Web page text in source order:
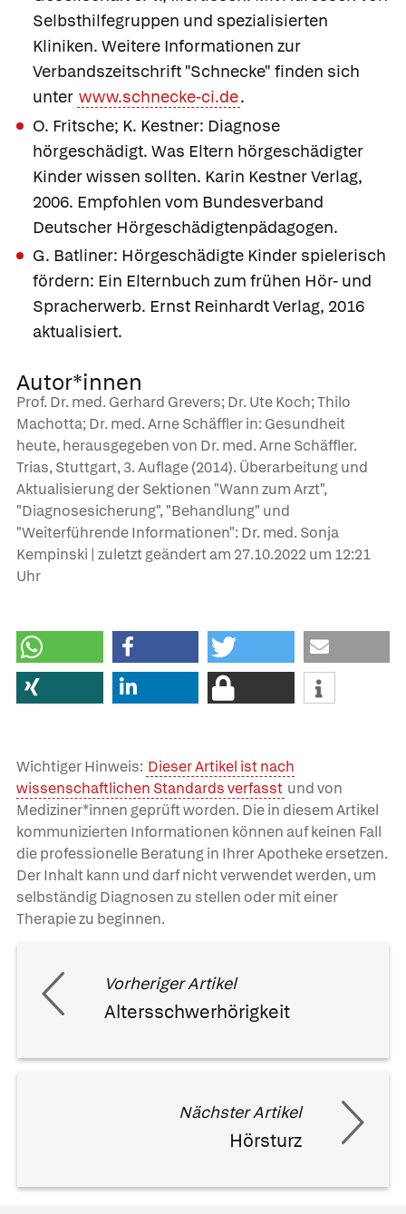
Selbsthilfegruppen und spezialisierten
Kliniken. Weitere Informationen zur
Verbandszeitschrift "Schnecke" finden sich
unter www.schnecke-ci.de.
O. Fritsche; K. Kestner: Diagnose
hörgeschädigt. Was Eltern hörgeschädigter
Kinder wissen sollten. Karin Kestner Verlag,
2006. Empfohlen vom Bundesverband
Deutscher Hörgeschädigtenpädagogen.
G. Batliner: Hörgeschädigte Kinder spielerisch
fördern: Ein Elternbuch zum frühen Hör- und
Spracherwerb. Ernst Reinhardt Verlag, 2016
aktualisiert.
Autor*innen
Prof. Dr. med. Gerhard Grevers; Dr. Ute Koch; Thilo
Machotta; Dr. med. Arne Schäffler in: Gesundheit
heute, herausgegeben von Dr. med. Arne Schäffler.
Trias, Stuttgart, 3. Auflage (2014). Überarbeitung und
Aktualisierung der Sektionen "Wann zum Arzt",
"Diagnosesicherung", "Behandlung" und
"Weiterführende Informationen": Dr. med. Sonja
Kempinski | zuletzt geändert am 27.10.2022um 12:21
Uhr
Wichtiger Hinweis: Dieser Artikel ist nach
wissenschaftlichen Standards verfasst und von
Mediziner*innen geprüft worden. Die in diesem Artikel
kommunizierten Informationen können auf keinen Fall
die professionelle Beratung in Ihrer Apotheke ersetzen.
Der Inhalt kann und darf nicht verwendet werden, um
selbständig Diagnosen zu stellen oder mit einer
Therapie zu beginnen.
Vorheriger Artikel
Altersschwerhörigkeit
Nächster Artikel
Hörsturz